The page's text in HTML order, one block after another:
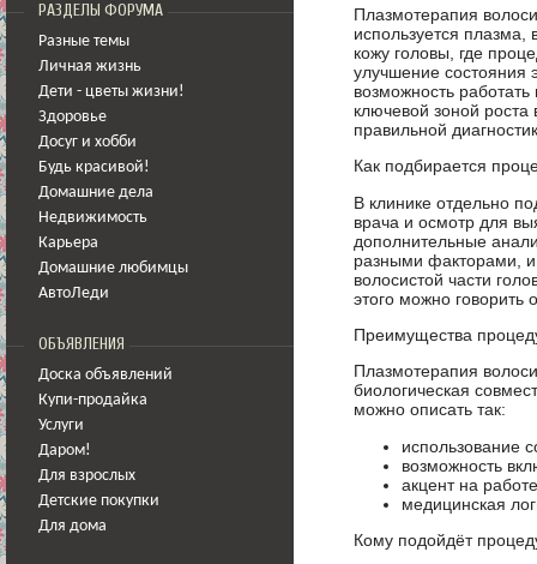
РАЗДЕЛЫ ФОРУМА
Разные темы
Личная жизнь
Дети - цветы жизни!
Здоровье
Досуг и хобби
Будь красивой!
Домашние дела
Недвижимость
Карьера
Домашние любимцы
АвтоЛеди
ОБЪЯВЛЕНИЯ
Доска объявлений
Купи-продайка
Услуги
Даром!
Для взрослых
Детские покупки
Для дома
Плазмотерапия
используется плазма,
кожу головы, где
улучшение состояния
возможность
ключевой зоной
правильной
Как подбирается
В клинике отдельно
врача и осмотр для
дополнительные
разными факторами, и
волосистой части
этого можно говорить
Преимущества
Плазмотерапия
биологическая
можно описать так:
использование
возможность
акцент на
медицинская
Кому подойдёт